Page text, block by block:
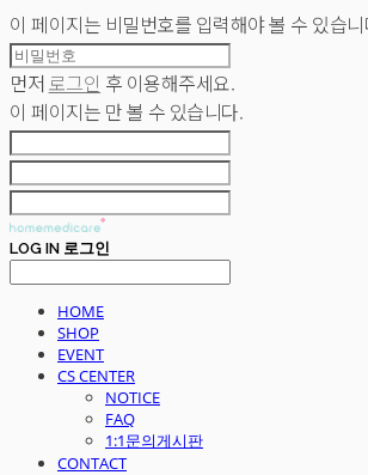
이 페이지는 비밀번호를 입력해야 볼 수 있습
먼저 로그인 후 이용해주세요.
이 페이지는 만 볼 수 있습니다.
LOG IN 로그인
HOME
SHOP
EVENT
CS CENTER
NOTICE
FAQ
1:1문의게시판
CONTACT